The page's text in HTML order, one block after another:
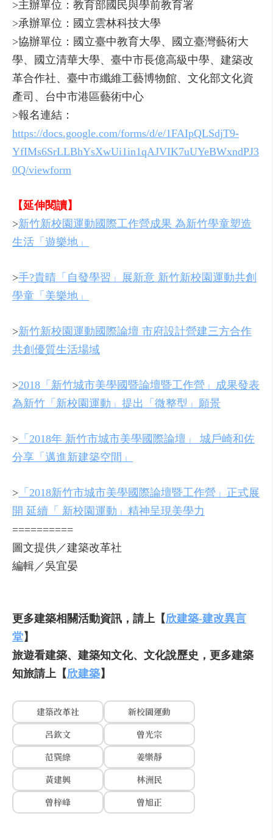
>主辦單位：教育部國民與學前教育署
>承辦單位：國立雲林科技大學
>協辦單位：國立臺中教育大學、國立臺灣藝術大
學、國立清華大學、臺中市長億高級中學、建築改
革合作社、臺中市纖維工藝博物館、文化部文化資
產司、台中市港區藝術中心
>報名連結：
https://docs.google.com/forms/d/e/1FAIpQLSdjT9-
YfIMs6SrLLBhYsXwUi1in1qAJVIK7uUYeBWxndPJ3
0Q/viewform
【延伸閱讀】
>新竹新校園運動國際工作營成果 為新竹學童塑造
生活「遊樂地」
>手?貴晴「自發學習」展新意 新竹新校園運動共創
學童「美樂地」
>新竹新校園運動國際論壇 市府設計營建三方合作
共創優質生活場域
>2018「新竹城市美學國暨論壇暨工作營」成果發表
為新竹「新校園運動」提出「微整型」願景
> 「2018年 新竹市城市美學國際論壇」 城戶崎和佐
分享「邁進新建築空間」
> 「2018新竹市城市美學國際論壇暨工作營」正式展
開 延續「 新校園運動」精神呈現美學力
==========
圖文提供／建築改革社
編輯／吳宜晏
更多建築相關活動資訊，請上【欣建築-建改異言
堂】
旅遊看建築、建築知文化、文化說歷史，更多建築
知旅請上【欣建築】
建築改革社
新校園運動
呂欽文
曾光宗
范巽綠
姜樂靜
黃建興
林洲民
曾梓峰
曾旭正